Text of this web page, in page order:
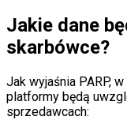
Jakie dane
skarbówce?
Jak wyjaśnia PARP,
platformy będą
sprzedawcach: